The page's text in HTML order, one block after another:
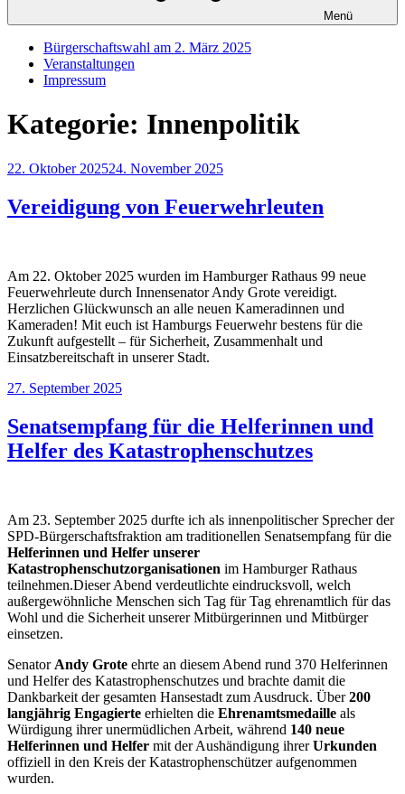
Menü
Bürgerschaftswahl am 2. März 2025
Veranstaltungen
Impressum
Kategorie: Innenpolitik
Veröffentlicht
22. Oktober 202524. November 2025
Vereidigung von Feuerwehrleuten
Am 22. Oktober 2025 wurden im Hamburger Rathaus 99 neue
Feuerwehrleute durch Innensenator Andy Grote vereidigt.
Herzlichen Glückwunsch an alle neuen Kameradinnen und
Kameraden! Mit euch ist Hamburgs Feuerwehr bestens für die
Zukunft aufgestellt – für Sicherheit, Zusammenhalt und
Einsatzbereitschaft in unserer Stadt.
Veröffentlicht
27. September 2025
Senatsempfang für die Helferinnen und
Helfer des Katastrophenschutzes
Am 23. September 2025 durfte ich als innenpolitischer Sprecher der
SPD-Bürgerschaftsfraktion am traditionellen Senatsempfang für die
Helferinnen und Helfer unserer
Katastrophenschutzorganisationen im Hamburger Rathaus
teilnehmen.Dieser Abend verdeutlichte eindrucksvoll, welch
außergewöhnliche Menschen sich Tag für Tag ehrenamtlich für das
Wohl und die Sicherheit unserer Mitbürgerinnen und Mitbürger
einsetzen.
Senator Andy Grote ehrte an diesem Abend rund 370 Helferinnen
und Helfer des Katastrophenschutzes und brachte damit die
Dankbarkeit der gesamten Hansestadt zum Ausdruck. Über200
langjährig Engagierte erhielten die Ehrenamtsmedaille als
Würdigung ihrer unermüdlichen Arbeit, während 140 neue
Helferinnen und Helfer mit der Aushändigung ihrerUrkunden
offiziell in den Kreis der Katastrophenschützer aufgenommen
wurden.